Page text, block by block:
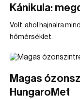
Kánikula:
Volt, ahol hajnalra
hőmérséklet.
Magas
HungaroMet